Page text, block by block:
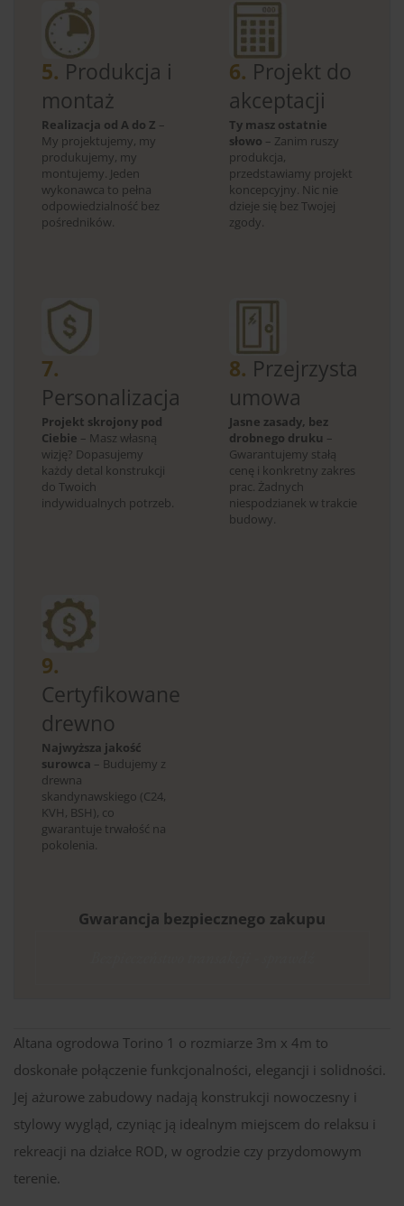
5. Produkcja i
montaż
Realizacja od A do Z –
My projektujemy, my
produkujemy, my
montujemy. Jeden
wykonawca to pełna
odpowiedzialność bez
pośredników.
6. Projekt do
akceptacji
Ty masz ostatnie
słowo – Zanim ruszy
produkcja,
przedstawiamy projekt
koncepcyjny. Nic nie
dzieje się bez Twojej
zgody.
7.
Personalizacja
Projekt skrojony pod
Ciebie – Masz własną
wizję? Dopasujemy
każdy detal konstrukcji
do Twoich
indywidualnych potrzeb.
8. Przejrzysta
umowa
Jasne zasady, bez
drobnego druku –
Gwarantujemy stałą
cenę i konkretny zakres
prac. Żadnych
niespodzianek w trakcie
budowy.
9.
Certyfikowane
drewno
Najwyższa jakość
surowca – Budujemy z
drewna
skandynawskiego (C24,
KVH, BSH), co
gwarantuje trwałość na
pokolenia.
Gwarancja bezpiecznego zakupu
Altana ogrodowa Torino 1 o rozmiarze 3m x 4m to
doskonałe połączenie funkcjonalności, elegancji i solidności.
Jej ażurowe zabudowy nadają konstrukcji nowoczesny i
stylowy wygląd, czyniąc ją idealnym miejscem do relaksu i
rekreacji na działce ROD, w ogrodzie czy przydomowym
terenie.